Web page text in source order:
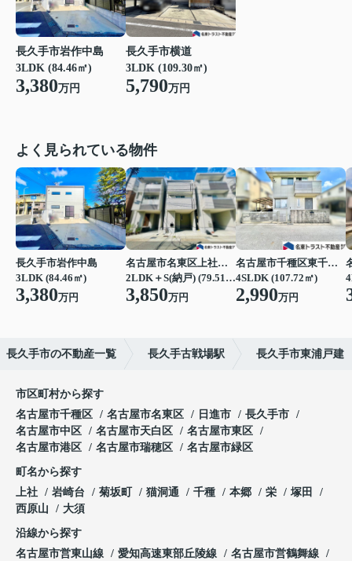
長久手市岩作中島
3LDK (84.46㎡)
3,380万円
長久手市横道
3LDK (109.30㎡)
5,790万円
よく見られている物件
長久手市岩作中島
3LDK (84.46㎡)
3,380万円
名古屋市名東区上社３丁目
2LDK＋S(納戸) (79.51㎡)
3,850万円
名古屋市千種区東千種台
4SLDK (107.72㎡)
2,990万円
長久手市の不動産一覧 長久手古戦場駅 長久手市東浦戸建
市区町村から探す
名古屋市千種区
名古屋市名東区 日進市
長久手市
名古屋市中区
名古屋市天白区
名古屋市東区
名古屋市港区
名古屋市瑞穂区 名古屋市緑区
町名から探す
上社
岩崎台 菊坂町 猫洞通 千種 本郷 栄
塚田
西原山
大須
沿線から探す
名古屋市営東山線
愛知高速東部丘陵線
名古屋市営鶴舞線